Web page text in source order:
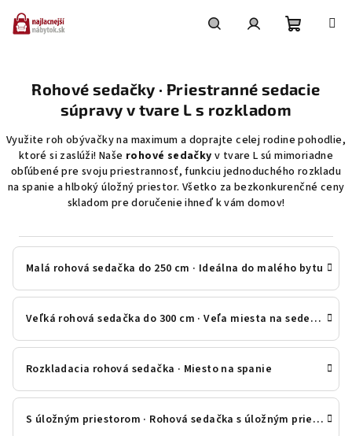
obsah
košík
Rohové sedačky · Priestranné sedacie
súpravy v tvare L s rozkladom
Využite roh obývačky na maximum a doprajte celej rodine pohodlie,
ktoré si zaslúži! Naše rohové sedačky v tvare L sú mimoriadne
obľúbené pre svoju priestrannosť, funkciu jednoduchého rozkladu
na spanie a hlboký úložný priestor. Všetko za bezkonkurenčné ceny
skladom pre doručenie ihneď k vám domov!
Malá rohová sedačka do 250 cm · Ideálna do malého bytu
Veľká rohová sedačka do 300 cm · Veľa miesta na sedenie
Rozkladacia rohová sedačka · Miesto na spanie
S úložným priestorom · Rohová sedačka s úložným priestorom